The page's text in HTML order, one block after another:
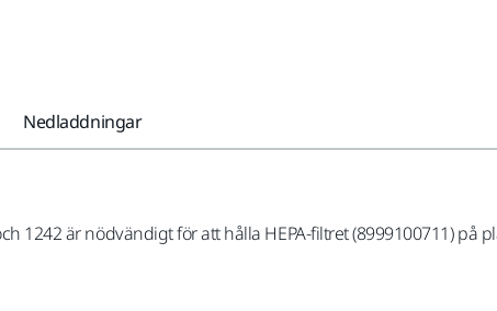
Nedladdningar
1242 är nödvändigt för att hålla HEPA-filtret (8999100711) på